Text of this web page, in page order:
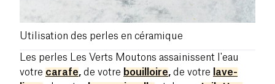
Utilisation des perles en céramique
Les perles Les Verts Moutons assainissent l'eau
votre carafe, de votre bouilloire, de votre
lave-